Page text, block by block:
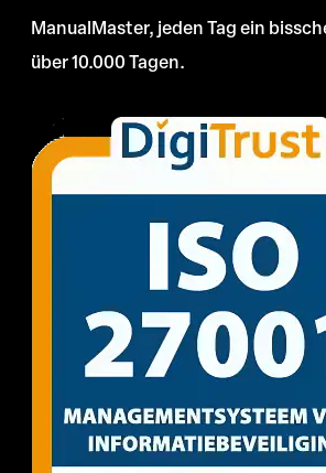
ManualMaster, jeden Tag ein
über 10.000 Tagen.